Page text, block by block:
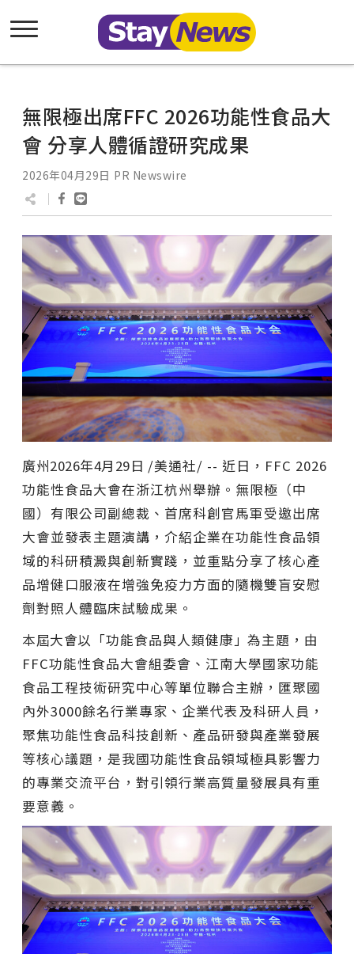
無限極出席FFC 2026功能性食品大
會 分享人體循證研究成果
2026年04月29日 PR Newswire
廣州2026年4月29日 /美通社/ -- 近日，FFC 2026
功能性食品大會在浙江杭州舉辦。無限極（中
國）有限公司副總裁、首席科創官馬軍受邀出席
大會並發表主題演講，介紹企業在功能性食品領
域的科研積澱與創新實踐，並重點分享了核心產
品增健口服液在增強免疫力方面的隨機雙盲安慰
劑對照人體臨床試驗成果。
本屆大會以 「功能食品與人類健康」 為主題，由
FFC功能性食品大會組委會、江南大學國家功能
食品工程技術研究中心等單位聯合主辦，匯聚國
內外3000餘名行業專家、企業代表及科研人員，
聚焦功能性食品科技創新、產品研發與產業發展
等核心議題，是我國功能性食品領域極具影響力
的專業交流平台，對引領行業高質量發展具有重
要意義。